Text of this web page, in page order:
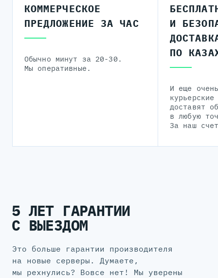
КОММЕРЧЕСКОЕ
ПРЕДЛОЖЕНИЕ ЗА ЧАС
Обычно минут за 20-30.
Мы оперативные.
И
ПО
И еще
доставят
в любую
За наш
5 ЛЕТ ГАРАНТИИ
С ВЫЕЗДОМ
Это больше гарантии производителя
на новые серверы. Думаете,
мы рехнулись? Вовсе нет! Мы уверены